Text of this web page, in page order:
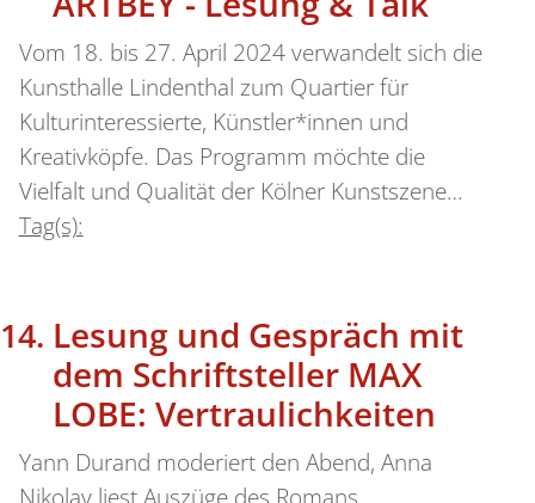
Vom 18. bis 27. April 2024 verwandelt sich die
Kunsthalle Lindenthal zum Quartier für
Kulturinteressierte, Künstler*innen und
Kreativköpfe. Das Programm möchte die
Vielfalt und Qualität der Kölner Kunstszene…
Tag(s):
Lesung und Gespräch mit
dem Schriftsteller MAX
LOBE: Vertraulichkeiten
Yann Durand moderiert den Abend, Anna